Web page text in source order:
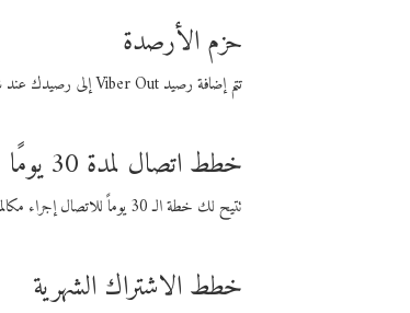
حزم الأرصدة
تتم إضافة رصيد Viber Out إلى رصيدك عند شراء أي مبلغ. باستخدام رصيدك، يمكنك إجراء مكالمات إلى أي رقم في العالم بأسعار فايبر المنخفضة.
خطط اتصال لمدة 30 يومًا
تتيح لك خطة الـ 30 يوماً للاتصال إجراء مكالمات دولية إلى الوجهة التي تختارها لمدة 30 يوماً بأسعار فايبر المنخفضة.
خطط الاشتراك الشهرية